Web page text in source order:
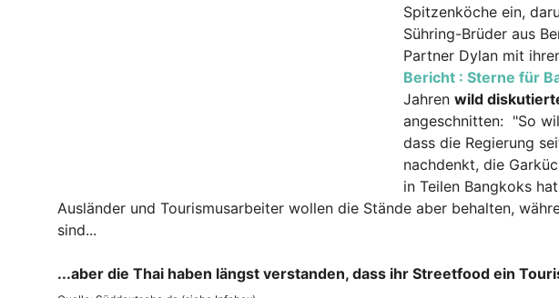
Spitzenköche ein,
Sühring-Brüder aus
Partner Dylan mit
Bericht : Sterne für
Jahren wild
angeschnitten: "So
dass die Regierung
nachdenkt, die
in Teilen Bangkoks
Ausländer und Tourismusarbeiter wollen die Stände aber behalten,
sind...
...aber die Thai haben längst verstanden, dass ihr Streetfood ein